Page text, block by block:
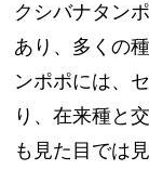
クシバナタン
あり、多くの
ンポポには、
り、在来種と
も見た目では